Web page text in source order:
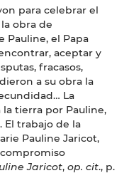
para celebrar el
obra de
Pauline, el Papa
aceptar y
fracasos,
a su obra la
La
tierra por Pauline,
trabajo de la
Pauline Jaricot,
Jaricot, op. cit., p.